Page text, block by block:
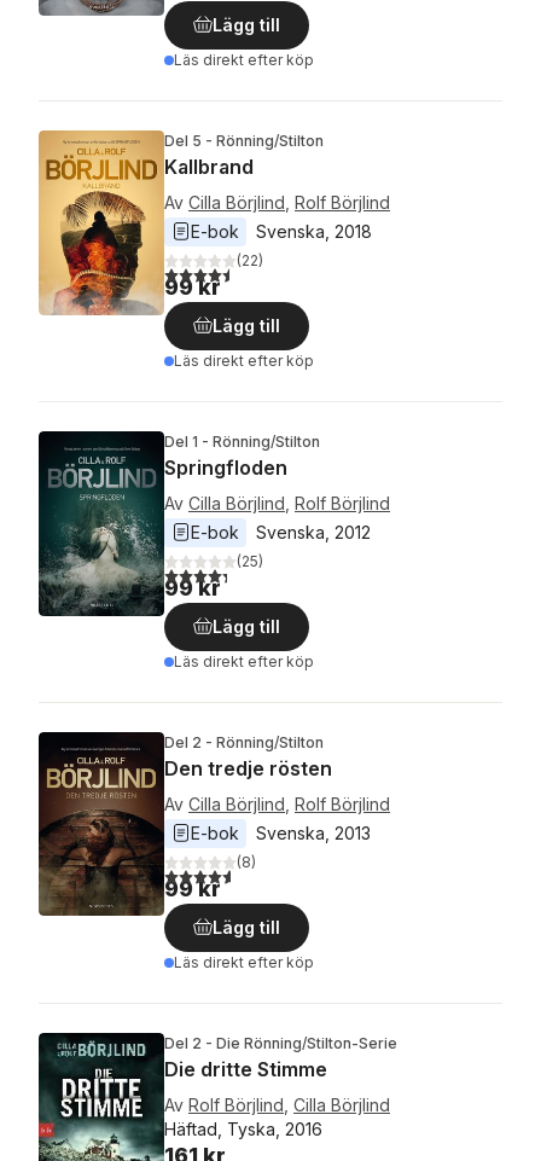
Lägg till
Läs direkt efter köp
Del 5 - Rönning/Stilton
Kallbrand
Av Cilla Börjlind Rolf Börjlind
E-bok
Svenska 2018
4,5utav 5 stjärnor. Totalt antal röster:
(22)
99 kr
Lägg till
Läs direkt efter köp
Del 1 - Rönning/Stilton
Springfloden
Av Cilla Börjlind Rolf Börjlind
E-bok
Svenska 2012
4,3utav 5 stjärnor. Totalt antal röster:
(25)
99 kr
Lägg till
Läs direkt efter köp
Del 2 - Rönning/Stilton
Den tredje rösten
Av Cilla Börjlind Rolf Börjlind
E-bok
Svenska 2013
4,6utav 5 stjärnor. Totalt antal röster:
(8)
99 kr
Lägg till
Läs direkt efter köp
Del 2 - Die Rönning/Stilton-Serie
Die dritte Stimme
Av Rolf Börjlind Cilla Börjlind
Häftad, Tyska, 2016
161 kr